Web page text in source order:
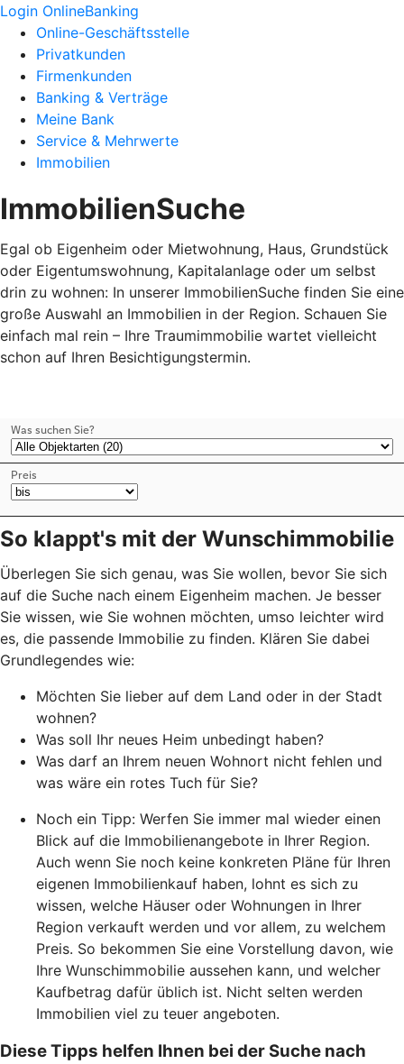
Login OnlineBanking
Online-Geschäftsstelle
Privatkunden
Firmenkunden
Banking & Verträge
Meine Bank
Service & Mehrwerte
Immobilien
ImmobilienSuche
Egal ob Eigenheim oder Mietwohnung, Haus, Grundstück
oder Eigentumswohnung, Kapitalanlage oder um selbst
drin zu wohnen: In unserer ImmobilienSuche finden Sie eine
große Auswahl an Immobilien in der Region. Schauen Sie
einfach mal rein – Ihre Traumimmobilie wartet vielleicht
schon auf Ihren Besichtigungstermin.
So klappt's mit der Wunschimmobilie
Überlegen Sie sich genau, was Sie wollen, bevor Sie sich
auf die Suche nach einem Eigenheim machen. Je besser
Sie wissen, wie Sie wohnen möchten, umso leichter wird
es, die passende Immobilie zu finden. Klären Sie dabei
Grundlegendes wie:
Möchten Sie lieber auf dem Land oder in der Stadt
wohnen?
Was soll Ihr neues Heim unbedingt haben?
Was darf an Ihrem neuen Wohnort nicht fehlen und
was wäre ein rotes Tuch für Sie?
Noch ein Tipp: Werfen Sie immer mal wieder einen
Blick auf die Immobilienangebote in Ihrer Region.
Auch wenn Sie noch keine konkreten Pläne für Ihren
eigenen Immobilienkauf haben, lohnt es sich zu
wissen, welche Häuser oder Wohnungen in Ihrer
Region verkauft werden und vor allem, zu welchem
Preis. So bekommen Sie eine Vorstellung davon, wie
Ihre Wunschimmobilie aussehen kann, und welcher
Kaufbetrag dafür üblich ist. Nicht selten werden
Immobilien viel zu teuer angeboten.
Diese Tipps helfen Ihnen bei der Suche nach